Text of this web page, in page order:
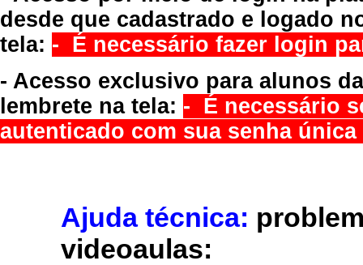
desde que cadastrado e logado
tela: - É necessário fazer login
- Acesso exclusivo para alunos
lembrete na tela: - É necessário
autenticado com sua senha
Ajuda técnica:
videoaulas: